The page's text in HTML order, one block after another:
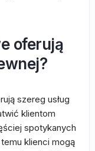
oferują
szereg usług
klientom
spotykanych
klienci mogą